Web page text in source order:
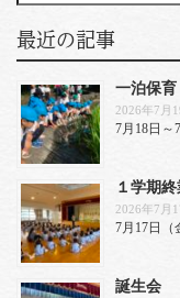
最近の記事
一泊保育
2026年7月
7月18日～
１学期
2026年7月
7月17日（
誕生会